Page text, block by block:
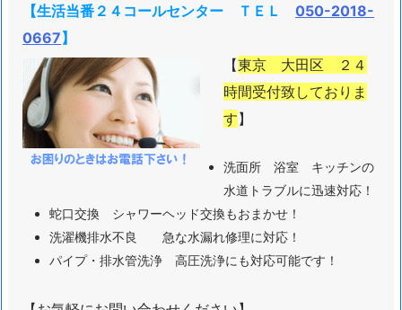
ル
サ
ー
ビ
ス
の
受
【生活当番２４コールセンター ＴＥＬ 050-2018-
0667】
【東京 大田区 ２４
時間受付致しておりま
す】
洗面所 浴室 キッチンの
水道トラブルに迅速対応！
蛇口交換 シャワーヘッド交換もおまかせ！
洗濯機排水不良 急な水漏れ修理に対応！
パイプ・排水管洗浄 高圧洗浄にも対応可能です！